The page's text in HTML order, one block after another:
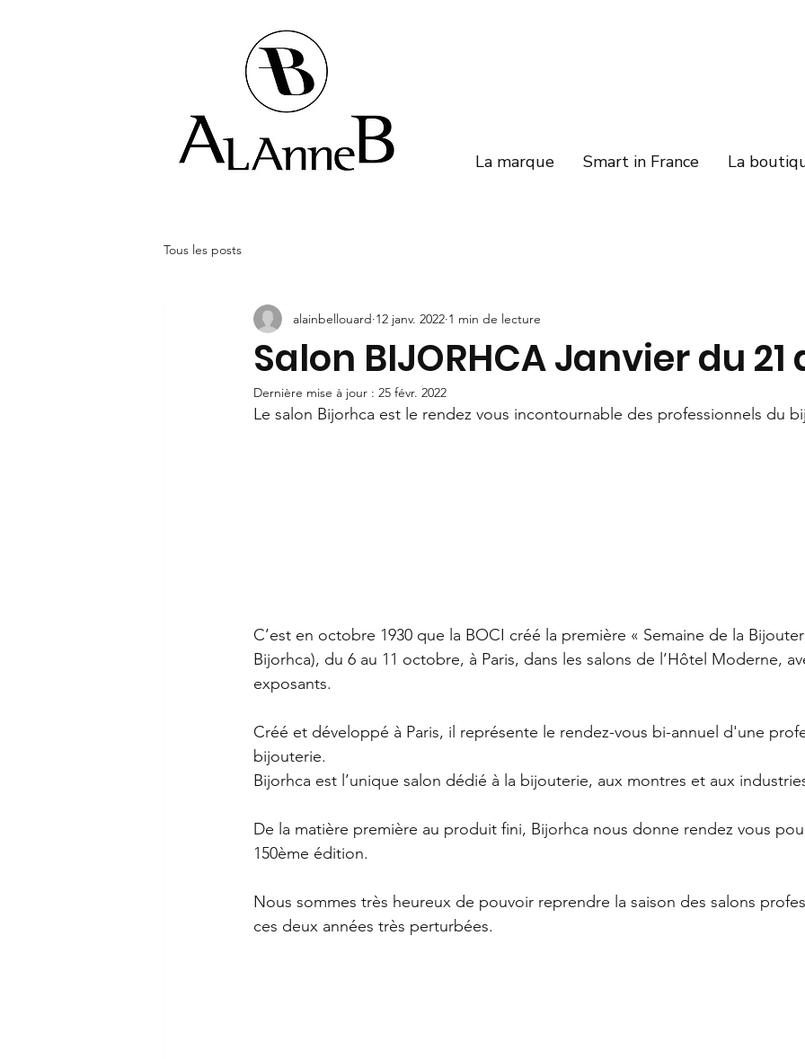
La marque Smart in France La
Tous les posts
Salon BIJORHCA Janvier du 21
alainbellouard 12 janv. 2022 1 min de lecture
Dernière mise à jour : 25 févr. 2022
Le salon Bijorhca est le rendez vous incontournable des professionnels du
C’est en octobre 1930 que la BOCI créé la première « Semaine de la
Bijorhca), du 6 au 11 octobre, à Paris, dans les salons de l’Hôtel Moderne,
exposants.
Créé et développé à Paris, il représente le rendez-vous bi-annuel d'une
bijouterie.
Bijorhca est l’unique salon dédié à la bijouterie, aux montres et aux
De la matière première au produit fini, Bijorhca nous donne rendez vous
150ème édition.
Nous sommes très heureux de pouvoir reprendre la saison des salons
ces deux années très perturbées.